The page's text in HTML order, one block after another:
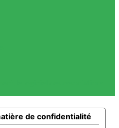
de confidentialité